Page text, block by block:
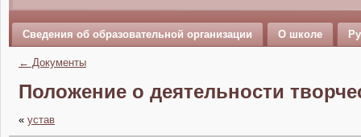
Сведения об образовательной организации О школе
← Документы
Положение о деятельности
« устав